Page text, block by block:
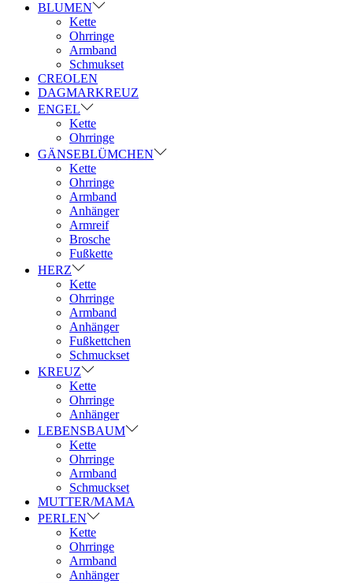
BLUMEN
Kette
Ohrringe
Armband
Schmukset
CREOLEN
DAGMARKREUZ
ENGEL
Kette
Ohrringe
GÄNSEBLÜMCHEN
Kette
Ohrringe
Armband
Anhänger
Armreif
Brosche
Fußkette
HERZ
Kette
Ohrringe
Armband
Anhänger
Fußkettchen
Schmuckset
KREUZ
Kette
Ohrringe
Anhänger
LEBENSBAUM
Kette
Ohrringe
Armband
Schmuckset
MUTTER/MAMA
PERLEN
Kette
Ohrringe
Armband
Anhänger